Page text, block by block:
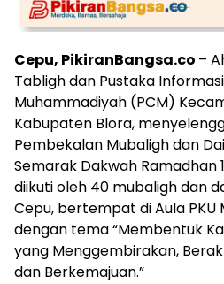
Cepu, PikiranBangsa.co –
Tabligh dan Pustaka
Muhammadiyah (PCM)
Kabupaten Blora,
Pembekalan Mubaligh dan
Semarak Dakwah Ramadhan
diikuti oleh 40 mubaligh dan
Cepu, bertempat di Aula PKU
dengan tema “Membentuk
yang Menggembirakan,
dan Berkemajuan.”